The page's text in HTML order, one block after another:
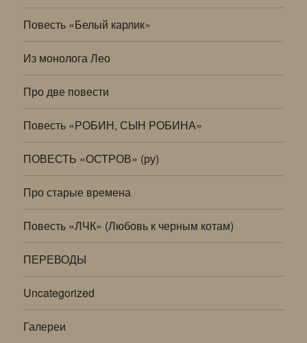
Повесть «Белый карлик»
Из монолога Лео
Про две повести
Повесть «РОБИН, СЫН РОБИНА»
ПОВЕСТЬ «ОСТРОВ» (ру)
Про старые времена
Повесть «ЛЧК» (Любовь к черным котам)
ПЕРЕВОДЫ
Uncategorized
Галереи